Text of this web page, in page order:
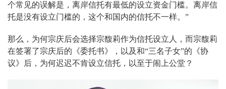
个常见的误解是，离岸信托有最低的设立资金门槛。离岸信
托是没有设立门槛的，这个和国内的信托不一样。”
那么，为何宗庆后会选择宗馥莉作为信托设立人，而宗馥莉
在签署了宗庆后的《委托书》，以及和“三名子女”的《协
议》后，为何迟迟不肯设立信托，以至于闹上公堂？